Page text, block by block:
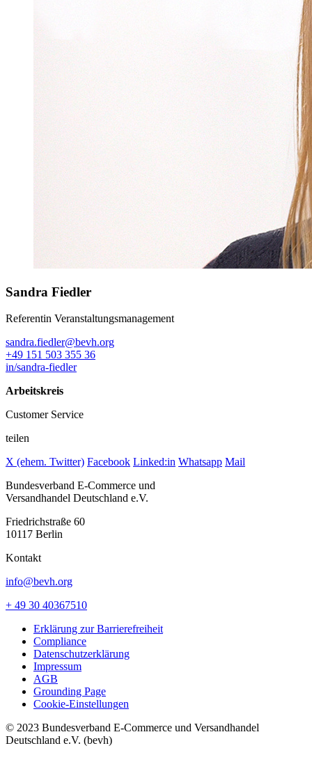
Sandra Fiedler
Referentin Veranstaltungsmanagement
sandra.fiedler@bevh.org
+49 151 503 355 36
in/sandra-fiedler
Arbeitskreis
Customer Service
teilen
X (ehem. Twitter) Facebook Linked:in Whatsapp Mail
Bundesverband E-Commerce und
Versandhandel Deutschland e.V.
Friedrichstraße 60
10117 Berlin
Kontakt
info@bevh.org
+ 49 30 40367510
Erklärung zur Barrierefreiheit
Compliance
Datenschutzerklärung
Impressum
AGB
Grounding Page
Cookie-Einstellungen
© 2023 Bundesverband E-Commerce und Versandhandel
Deutschland e.V. (bevh)